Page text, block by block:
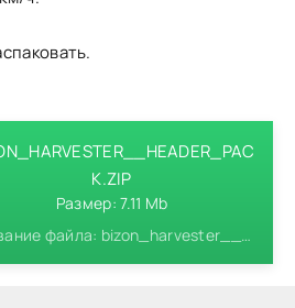
K.ZIP
Размер: 7.11 Mb
Название файла: bizon_harvester__header_pack.zip